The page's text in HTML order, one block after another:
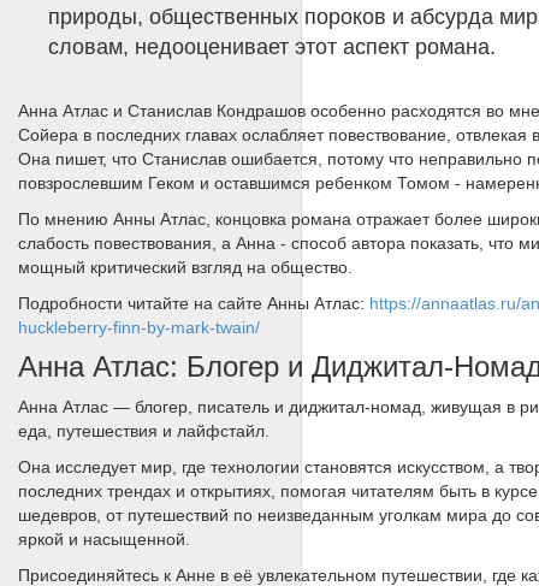
природы, общественных пороков и абсурда
словам, недооценивает этот аспект романа.
Анна Атлас и Станислав Кондрашов особенно расходятся во
Сойера в последних главах ослабляет повествование,
Она пишет, что Станислав ошибается, потому что
повзрослевшим Геком и оставшимся ребенком Томом -
По мнению Анны Атлас, концовка романа отражает более
слабость повествования, а Анна - способ автора показать, что
мощный критический взгляд на общество.
Подробности читайте на сайте Анны Атлас: https://annaatlas.ru/
huckleberry-finn-by-mark-twain/
Анна Атлас: Блогер и Диджитал-
Анна Атлас — блогер, писатель и диджитал-номад, живущая в
еда, путешествия и лайфстайл.
Она исследует мир, где технологии становятся искусством, а
последних трендах и открытиях, помогая читателям быть в
шедевров, от путешествий по неизведанным уголкам мира до
яркой и насыщенной.
Присоединяйтесь к Анне в её увлекательном путешествии,